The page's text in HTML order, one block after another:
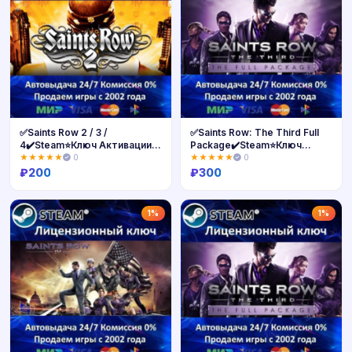
Купить
✅Saints Row 2 / 3 /
4✔️Steam⭐Ключ Активации🔑
РФ+СНГ✔️АКЦИЯ🎁0% Карты
💳
★★★★★ 0
₽200
Купить
✅Saints Row: The Third Full
Package✔️Steam⭐Ключ
Активации🔑
РФ+СНГ✔️АКЦИЯ🎁0% Карты
★★★★★ 0
₽300
1% 1%